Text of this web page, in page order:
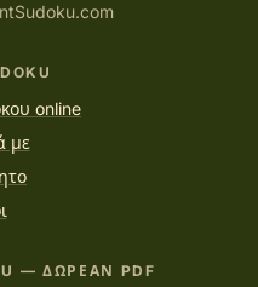
online
με
— ΔΩΡΕΆΝ PDF